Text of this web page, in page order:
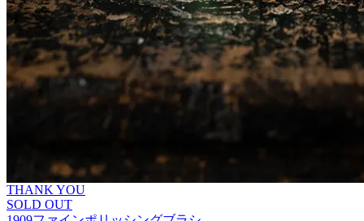
THANK YOU
SOLD OUT